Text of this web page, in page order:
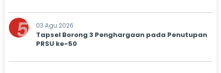
5 03 Agu 2026
Tapsel Borong 3 Penghargaan pada Penutupan
PRSU ke-50